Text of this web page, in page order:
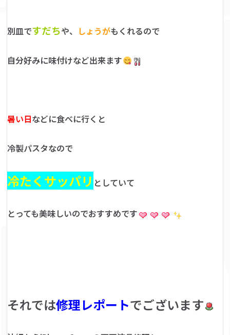
別皿ですだちや、 しょうがもくれるので
自分好みに味付けなど出来ます
暑い日などに食べに行くと
冷製パスタなので
冷たくサッパリ としていて
とっても美味しいのでおすすめです
それでは修理レポートでございます